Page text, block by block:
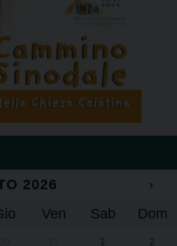
2026
›
Ven Sab Dom
1 2